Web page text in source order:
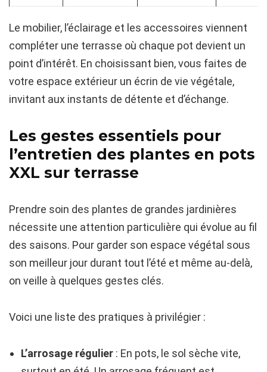
Le mobilier, l’éclairage et les accessoires viennent
compléter une terrasse où chaque pot devient un
point d’intérêt. En choisissant bien, vous faites de
votre espace extérieur un écrin de vie végétale,
invitant aux instants de détente et d’échange.
Les gestes essentiels pour
l’entretien des plantes en pots
XXL sur terrasse
Prendre soin des plantes de grandes jardinières
nécessite une attention particulière qui évolue au fil
des saisons. Pour garder son espace végétal sous
son meilleur jour durant tout l’été et même au-delà,
on veille à quelques gestes clés.
Voici une liste des pratiques à privilégier :
L’arrosage régulier : En pots, le sol sèche vite,